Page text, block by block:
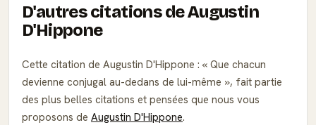
D'autres citations de Augustin
D'Hippone
Cette citation de Augustin D'Hippone :
Que chacun
devienne conjugal au-dedans de lui-même
, fait partie
des plus belles citations et pensées que nous vous
proposons de Augustin D'Hippone.